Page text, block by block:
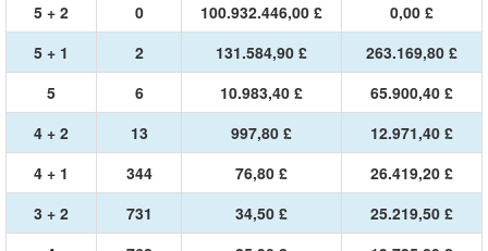
5 + 2
0 100.932.446,00 £
0,00 £
5 + 1
2 131.584,90 £
263.169,80 £
5
6 10.983,40 £
65.900,40 £
4 + 2
13 997,80 £
12.971,40 £
4 + 1
344 76,80 £
26.419,20 £
3 + 2
731 34,50 £
25.219,50 £